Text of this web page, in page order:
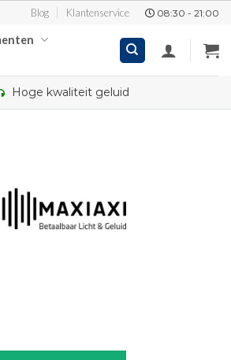
Blog Klantenservice 08:30 - 21:00
Hoge kwaliteit geluid